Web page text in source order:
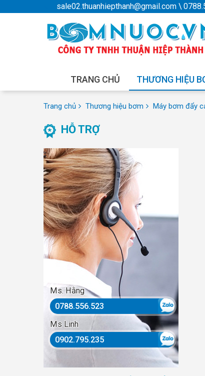
sale02.thuanhiepthanh@gmail.com \
TRANG CHỦ THƯƠNG HIỆU
Trang chủ Thương hiệu bơm Máy bơm đẩy
HỖ TRỢ
Ms. Hằng
0788.556.523
Ms Linh
0902.795.235